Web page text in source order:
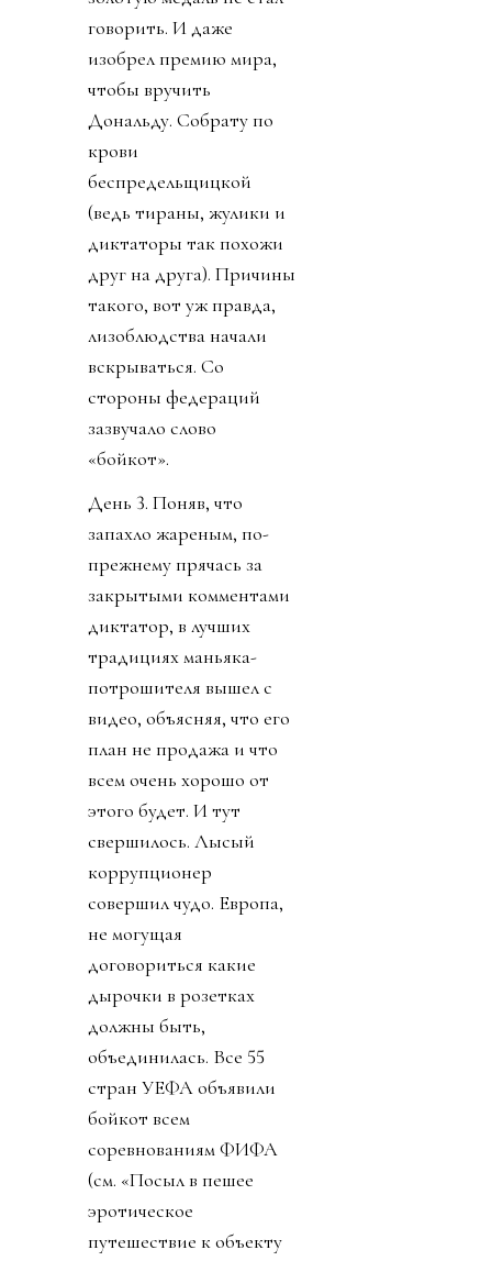
перешла все линии.
Следом собрание
объявила КОНКАКАФ.
Конгресс США вызвал
Инфантино на разговор
по поводу связей с
трампистами. Напомню,
президент ФИФА уже
два года изо всей
шершавости языка
полирует филейную
часть президента США.
И турнир новый
изобрел, и кубок в офис
привез, и за украденную
лидером мира у
диктаторы так похожи
друг на друга). Причины
лизоблюдства начали
«бойкот».
День 3. Поняв, что
запахло жареным, по-
прежнему прячась за
закрытыми комментами
диктатор, в лучших
традициях маньяка-
потрошителя вышел с